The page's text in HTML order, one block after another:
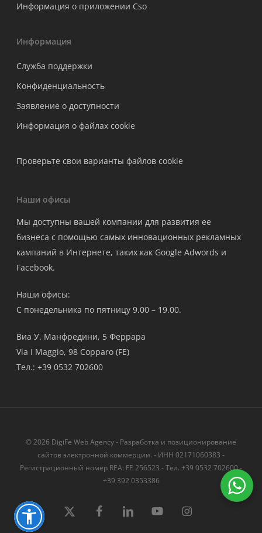
Информация о приложении Cso
Информация
Служба поддержки
Конфиденциальность
Заявление о доступности
Информация о файлах cookie
Проверьте свои варианты файлов cookie
Наши офисы
Мы доступны вашей компании для развития ее
бизнеса с помощью самых инновационных рекламных
кампаний в Интернете, таких как Google Adwords и
Facebook.
Наши офисы:
С понедельника по пятницу 9.00 – 19.00.
Виа У. Манфредини, 5 Феррара
Via I Maggio, 98 Copparo (FE)
Тел.: +39 0532 702600
© 2026 DigiFe Web Agency - Разработка и позиционирование
сайтов электронной коммерции. - ИНН 02171060383 -
Регистрационный номер REA: FE 256523 - Тел. +39 0532 702600 -
+39 392 0353386
твиттер FacebookLinkedIn YouTube instagram